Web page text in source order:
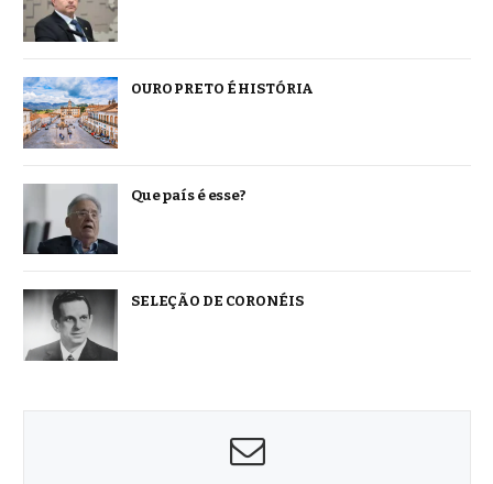
OURO PRETO É HISTÓRIA
Que país é esse?
SELEÇÃO DE CORONÉIS